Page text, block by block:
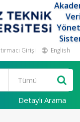
Girişi English
Detaylı Arama